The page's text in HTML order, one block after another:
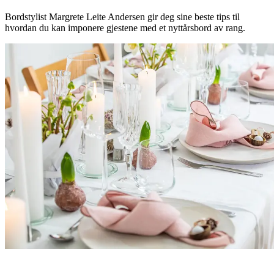
Bordstylist Margrete Leite Andersen gir deg sine beste tips til
hvordan du kan imponere gjestene med et nyttårsbord av rang.